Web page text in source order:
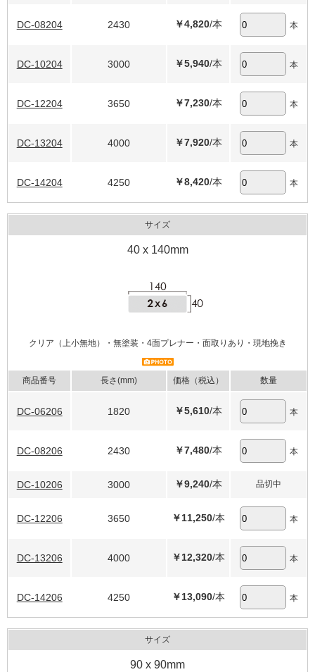
DC-08204 2430 ￥4,820/本 本
DC-10204 3000 ￥5,940/本 本
DC-12204 3650 ￥7,230/本 本
DC-13204 4000 ￥7,920/本 本
DC-14204 4250 ￥8,420/本 本
サイズ
40 x 140mm
クリア（上小無地）・無塗装・4面プレナー・面取りあり・現地挽き
商品番号 長さ(mm) 価格（税込） 数量
DC-06206 1820 ￥5,610/本 本
DC-08206 2430 ￥7,480/本 本
DC-10206 3000 ￥9,240/本 品切中
DC-12206 3650 ￥11,250/本 本
DC-13206 4000 ￥12,320/本 本
DC-14206 4250 ￥13,090/本 本
サイズ
90 x 90mm